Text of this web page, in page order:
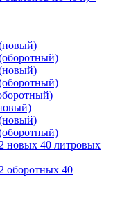
новых 40 литровых
оборотных 40